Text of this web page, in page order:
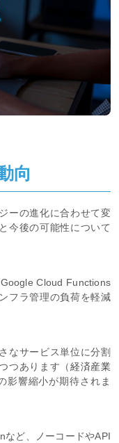
向
ーの進化に合わせて変
今後の可能性について
Cloud Functions
フラ管理の負荷を軽減
なサービス単位に分割
つあります（経済産業
影響縮小が期待されま
など、ノーコードやAPI